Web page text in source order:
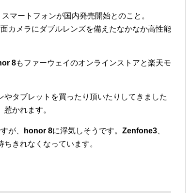
スマートフォンが国内発売開始とのこと。
カメラにダブルレンズを備えたなかなか高性能
8もファーウェイのオンラインストアと楽天モ
タブレットを買ったり頂いたりしてきました
かれます。
が、 honor 8に浮気しそうです。 Zenfone3
きれなくなっています。